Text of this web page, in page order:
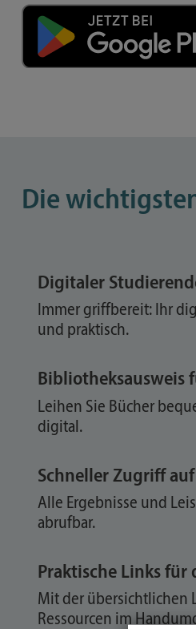
Die
Digitaler
Immer griffbereit: Ihr
und praktisch.
Bibliotheksausweis
Leihen Sie Bücher
digital.
Schneller Zugriff
Alle Ergebnisse und
abrufbar.
Praktische Links
Mit der übersichtlichen
Ressourcen im